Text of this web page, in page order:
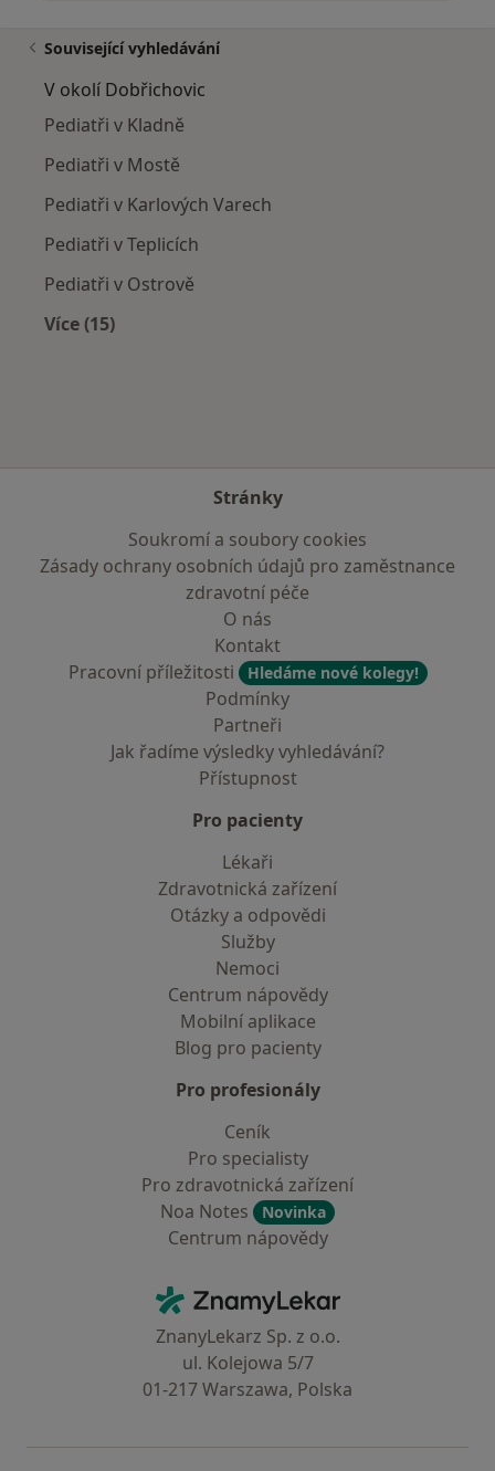
Související vyhledávání
V okolí Dobřichovic
Pediatři v Kladně
Pediatři v Mostě
Pediatři v Karlových Varech
Pediatři v Teplicích
Pediatři v Ostrově
Více (15)
Stránky
Soukromí a soubory cookies
Zásady ochrany osobních údajů pro zaměstnance
zdravotní péče
O nás
Kontakt
Pracovní příležitosti
Hledáme nové kolegy!
Podmínky
Partneři
Jak řadíme výsledky vyhledávání?
Přístupnost
Pro pacienty
Lékaři
Zdravotnická zařízení
Otázky a odpovědi
Služby
Nemoci
Centrum nápovědy
Mobilní aplikace
Blog pro pacienty
Pro profesionály
Ceník
Pro specialisty
Pro zdravotnická zařízení
Noa Notes
Novinka
Centrum nápovědy
ZnamyLekar - Hlavní stránka
ZnanyLekarz Sp. z o.o.
ul. Kolejowa 5/7
01-217 Warszawa, Polska